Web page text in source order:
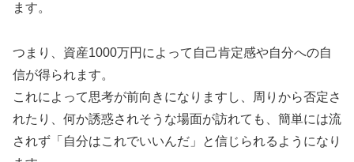
ます。
つまり、資産1000万円によって自己肯定感や自分への自
信が得られます。
これによって思考が前向きになりますし、周りから否定さ
れたり、何か誘惑されそうな場面が訪れても、簡単には流
されず「自分はこれでいいんだ」と信じられるようになり